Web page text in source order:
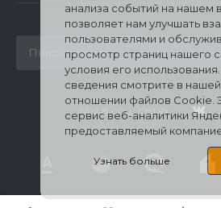
Мы в соц. сетях
анализа событий на нашем
позволяет нам улучшать
пользователями и
просмотр страниц нашего
условия его
сведения смотрите в
отношении файлов Cookie.
сервис веб-аналитики
предоставляемый
Узнать больше